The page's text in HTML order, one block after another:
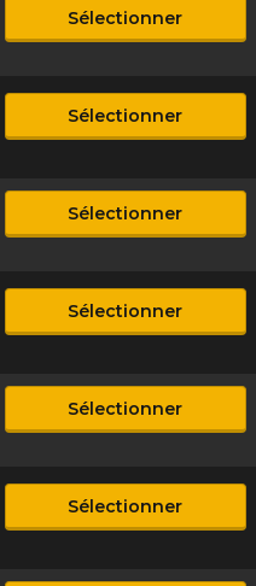
Sélectionner
Sélectionner
Sélectionner
Sélectionner
Sélectionner
Sélectionner